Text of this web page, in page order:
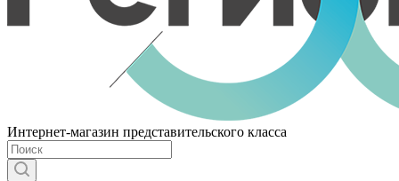
Интернет-магазин представительского класса